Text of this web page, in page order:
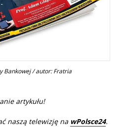
Bankowej / autor: Fratria
artykułu!
naszą telewizję na wPolsce24.